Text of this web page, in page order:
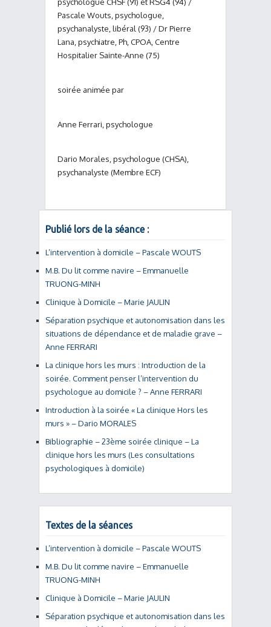
Pascale Wouts, psychologue,
psychanalyste, libéral (93) / Dr Pierre
Lana, psychiatre, Ph, CPOA, Centre
Hospitalier Sainte-Anne (75)
soirée animée par
Anne Ferrari, psychologue
Dario Morales, psychologue (CHSA),
psychanalyste (Membre ECF)
Publié lors de la séance :
L’intervention à domicile – Pascale WOUTS
M.B. Du lit comme navire – Emmanuelle
TRUONG-MINH
Clinique à Domicile – Marie JAULIN
Séparation psychique et autonomisation dans les
situations de dépendance et de maladie grave –
Anne FERRARI
La clinique hors les murs : Introduction de la
soirée. Comment penser l’intervention du
psychologue au domicile ? – Anne FERRARI
Introduction à la soirée « La clinique Hors les
murs » – Dario MORALES
Bibliographie – 23ème soirée clinique – La
clinique hors les murs (Les consultations
psychologiques à domicile)
Textes de la séances
L’intervention à domicile – Pascale WOUTS
M.B. Du lit comme navire – Emmanuelle
TRUONG-MINH
Clinique à Domicile – Marie JAULIN
Séparation psychique et autonomisation dans les